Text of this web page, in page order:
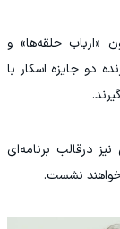
«ارباب حلقه‌ها» و
دو جایزه اسکار با
درقالب برنامه‌ای
نشست.